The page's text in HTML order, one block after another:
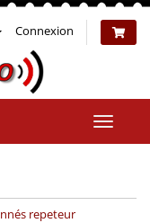
Connexion
la
repeteur